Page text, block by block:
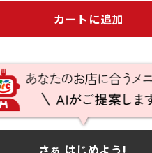
カートに追加
さぁ はじめよう!